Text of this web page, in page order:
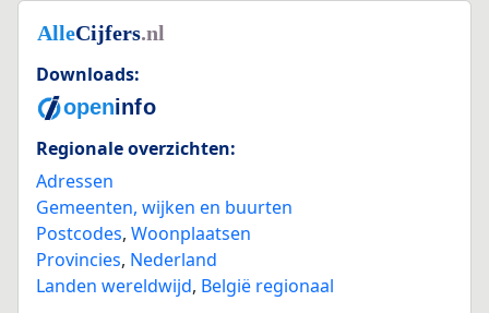
Downloads:
Regionale overzichten:
Adressen
Gemeenten, wijken en buurten
Postcodes, Woonplaatsen
Provincies, Nederland
Landen wereldwijd, België regionaal